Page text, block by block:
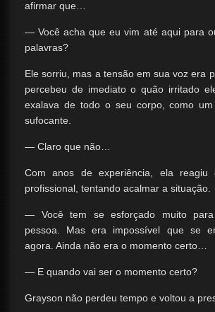
afirmar que…
— Você acha que eu vim até aqui para
palavras?
Ele sorriu, mas a tensão em sua voz era
percebeu de imediato o quão irritado
exalava de todo o seu corpo, como
sufocante.
— Claro que não…
Com anos de experiência, ela reagiu
profissional, tentando acalmar a situação.
— Você tem se esforçado muito para
pessoa. Mas era impossível que se
agora. Ainda não era o momento certo…
— E quando vai ser o momento certo?
Grayson não perdeu tempo e voltou a